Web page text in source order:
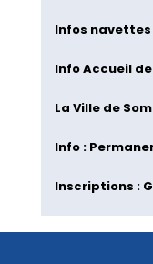
Infos
Info Accueil
La Ville de
Info :
Inscriptions :